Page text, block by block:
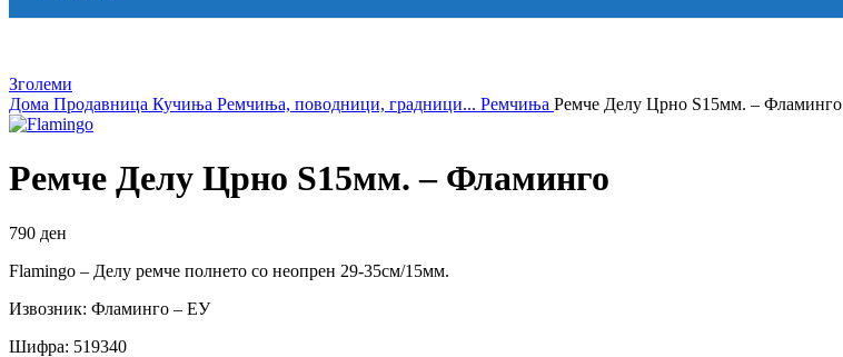
Зголеми
Дома Продавница Кучиња Ремчиња, поводници, градници... Ремчиња Ремче Делу Црно S15мм. – Фламинго
Ремче Делу Црно S15мм. – Фламинго
790 ден
Flamingo – Делу ремче полнето со неопрен 29-35см/15мм.
Извозник: Фламинго – ЕУ
Шифра: 519340